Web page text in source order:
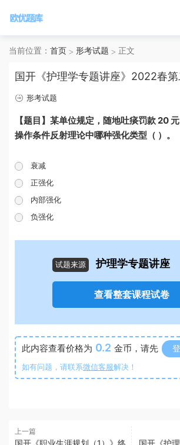
当前位置： 首页 形考试题 正文
国开《护理学专题讲座》2022春
形考试题
【题目】某单位规定，随地吐痰罚款 20
操作条件反射理论中哪种强化类型（ ）。
衰减
正强化
内部强化
负强化
试题来源 护理学专题讲座
查看整套课程试卷
此内容查看价格为 0.2 金币，请先
如有问题，请联系微信客服解决！
上一篇
国开《职业生涯规划（1）》终
国开《护